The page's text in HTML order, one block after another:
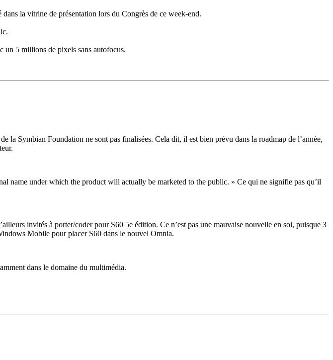
la vitrine de présentation lors du Congrès de ce week-end.
un 5 millions de pixels sans autofocus.
la Symbian Foundation ne sont pas finalisées. Cela dit, il est bien prévu dans la roadmap de l’année,
name under which the product will actually be marketed to the public. » Ce qui ne signifie pas qu’il
invités à porter/coder pour S60 5e édition. Ce n’est pas une mauvaise nouvelle en soi, puisque 3
Mobile pour placer S60 dans le nouvel Omnia.
dans le domaine du multimédia.